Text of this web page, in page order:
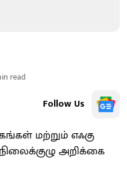
read
Follow Us
மற்​றும் எஃகு
அறிக்​கை​